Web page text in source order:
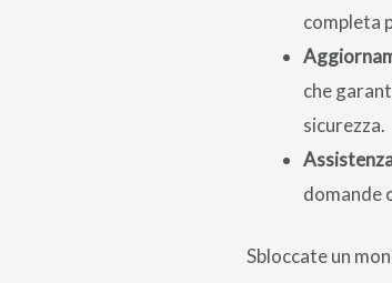
completa
che
sicurezza.
domande
Sbloccate un